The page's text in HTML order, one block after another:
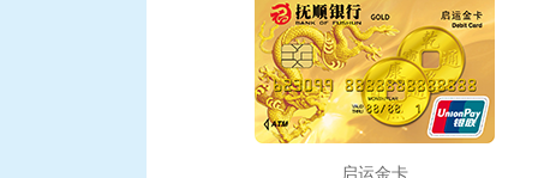
启运金卡